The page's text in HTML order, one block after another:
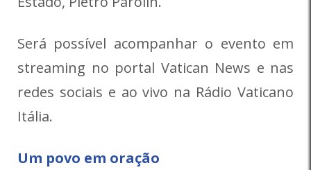
Será possível acompanhar o evento em
streaming no portal Vatican News e nas
redes sociais e ao vivo na Rádio Vaticano
Itália.
Um povo em oração